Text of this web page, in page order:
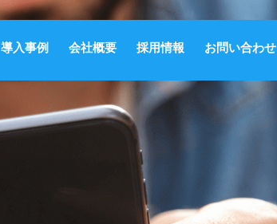
導入事例 会社概要 採用情報 お問い合わせ